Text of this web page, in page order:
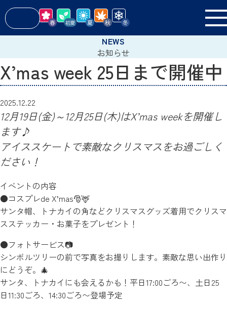
お知らせ
X’mas week 25日まで開催中
2025.12.22
12月19日(金)～12月25日(木)はX’mas weekを開催し
ます♪
アイススケートで素敵なクリスマスをお過ごしく
ださい！
イベントの内容
●コスプレde X’mas🎅🦌
サンタ帽、トナカイの角などクリスマスグッズ着用でクリスマ
スステッカー・お菓子をプレゼント！
●フォトサービス📷
シンボルツリーの前で写真をお撮りします。素敵な思い出作り
にどうぞ。🎄
サンタ、トナカイにも会えるかも！平日17:00ごろ〜、土日25
日11:30ごろ、14:30ごろ〜登場予定